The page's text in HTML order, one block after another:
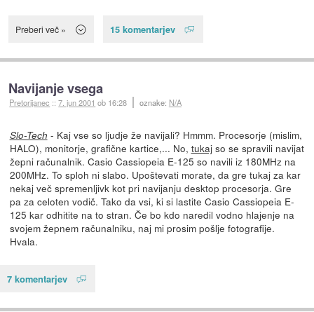
Preberi več » 15 komentarjev
Navijanje vsega
Pretorijanec ::7. jun 2001 ob 16:28 oznake: N/A
Slo-Tech - Kaj vse so ljudje že navijali? Hmmm. Procesorje (mislim,
HALO), monitorje, grafične kartice,... No, tukajso se spravili navijat
žepni računalnik. Casio Cassiopeia E-125 so navili iz 180MHz na
200MHz. To sploh ni slabo. Upoštevati morate, da gre tukaj za kar
nekaj več spremenljivk kot pri navijanju desktop procesorja. Gre
pa za celoten vodič. Tako da vsi, ki si lastite Casio Cassiopeia E-
125 kar odhitite na to stran. Če bo kdo naredil vodno hlajenje na
svojem žepnem računalniku, naj mi prosim pošlje fotografije.
Hvala.
7 komentarjev